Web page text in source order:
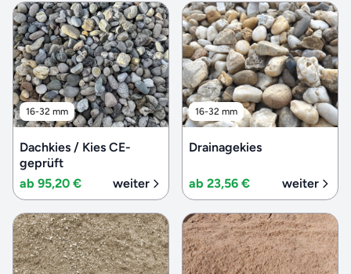
16-32 mm
Dachkies / Kies CE-
geprüft
ab 95,20 €
weiter
16-32 mm
Drainagekies
ab 23,56 € weiter